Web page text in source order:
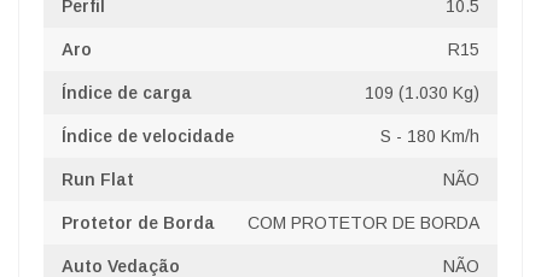
Perfil 10.5
Aro R15
Índice de carga 109 (1.030 Kg)
Índice de velocidade S - 180 Km/h
Run Flat NÃO
Protetor de Borda COM PROTETOR DE BORDA
Auto Vedação NÃO